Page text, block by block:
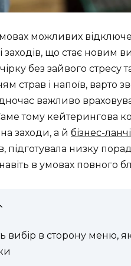
можливих
заходів, що стає новим
без зайвого стресу
страв і напоїв, варто
важливо
тому кейтерингова
заходи, а й бізнес-
підготувала низку
в умовах повного
вибір в сторону меню,